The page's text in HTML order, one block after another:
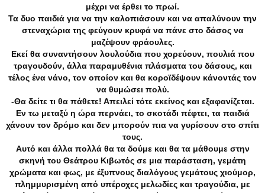
μέχρι να έρθει το πρωί.
Τα δυο παιδιά για να την καλοπιάσουν και να απαλύνουν την
στεναχώρια της φεύγουν κρυφά να πάνε στο δάσος να
μαζέψουν φράουλες.
Εκεί θα συναντήσουν λουλούδια που χορεύουν, πουλιά που
τραγουδούν, άλλα παραμυθένια πλάσματα του δάσους, και
τέλος ένα νάνο, τον οποίον και θα κοροϊδέψουν κάνοντάς τον
να θυμώσει πολύ.
-Θα δείτε τι θα πάθετε! Απειλεί τότε εκείνος και εξαφανίζεται.
Εν τω μεταξύ η ώρα περνάει, το σκοτάδι πέφτει, τα παιδιά
χάνουν τον δρόμο και δεν μπορούν πια να γυρίσουν στο σπίτι
τους.
Αυτό και άλλα πολλά θα τα δούμε και θα τα μάθουμε στην
σκηνή του Θεάτρου Κιβωτός σε μια παράσταση, γεμάτη
χρώματα και φως, με έξυπνους διαλόγους γεμάτους χιούμορ,
πλημμυρισμένη από υπέροχες μελωδίες και τραγούδια, με